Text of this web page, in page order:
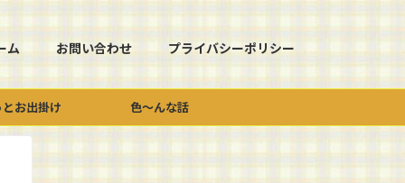
ム お問い合わせ プライバシーポリシー
お出掛け 色～んな話